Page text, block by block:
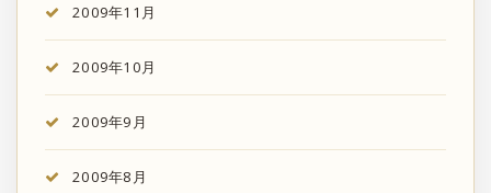
2009年11月
2009年10月
2009年9月
2009年8月